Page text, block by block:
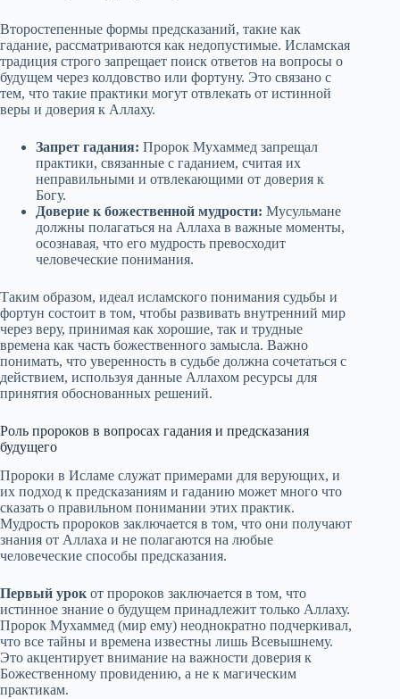
Второстепенные формы предсказаний, такие как
гадание, рассматриваются как недопустимые. Исламская
традиция строго запрещает поиск ответов на вопросы о
будущем через колдовство или фортуну. Это связано с
тем, что такие практики могут отвлекать от истинной
веры и доверия к Аллаху.
Запрет гадания: Пророк Мухаммед запрещал
практики, связанные с гаданием, считая их
неправильными и отвлекающими от доверия к
Богу.
Доверие к божественной мудрости: Мусульмане
должны полагаться на Аллаха в важные моменты,
осознавая, что его мудрость превосходит
человеческие понимания.
Таким образом, идеал исламского понимания судьбы и
фортун состоит в том, чтобы развивать внутренний мир
через веру, принимая как хорошие, так и трудные
времена как часть божественного замысла. Важно
понимать, что уверенность в судьбе должна сочетаться с
действием, используя данные Аллахом ресурсы для
принятия обоснованных решений.
Роль пророков в вопросах гадания и предсказания
будущего
Пророки в Исламе служат примерами для верующих, и
их подход к предсказаниям и гаданию может много что
сказать о правильном понимании этих практик.
Мудрость пророков заключается в том, что они получают
знания от Аллаха и не полагаются на любые
человеческие способы предсказания.
Первый урок от пророков заключается в том, что
истинное знание о будущем принадлежит только Аллаху.
Пророк Мухаммед (мир ему) неоднократно подчеркивал,
что все тайны и времена известны лишь Всевышнему.
Это акцентирует внимание на важности доверия к
Божественному провидению, а не к магическим
практикам.